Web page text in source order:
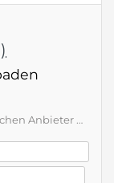
MEDIAN ist einer der führenden europäischen Anbieter für medizinische Rehabilitation und psychische Gesundheit. Mit mehr als 120 Reha-Einrichtungen in ganz Deutschland bietet MEDIAN ein dynamisches und innovatives Umfeld für Beschäftigte in den unterschiedlichsten Behandlungsbereichen mit vielfältigen Einstiegs- und Entwicklungsmöglichkeiten. Als Spezialist für Rehabilitation und Teilhabe begleiten wir unsere Patientinnen und Patienten auf dem Weg zur Genesung und zurück in die Gesellschaft – g…